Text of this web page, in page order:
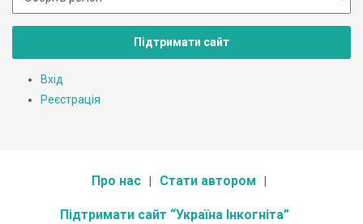
Підтримати сайт
Вхід
Реєстрація
Про нас Стати автором
Підтримати сайт “Україна Інкогніта”